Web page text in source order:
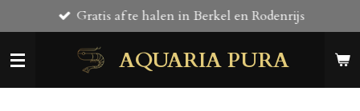
direct
naar
AQUARIA PURA
Gratis af te halen in Berkel en Rodenrijs